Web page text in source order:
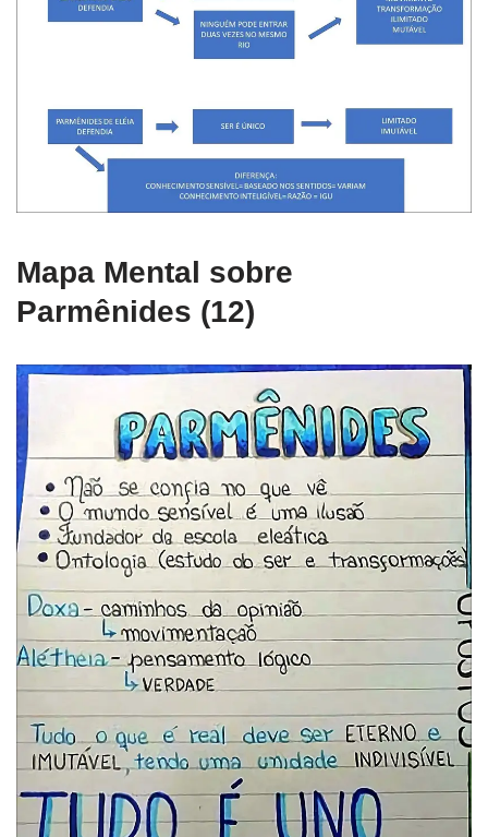
Mapa Mental sobre
Parmênides (12)